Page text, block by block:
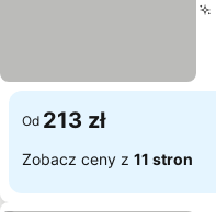
Od 213 zł
Zobacz ceny z 11 stron